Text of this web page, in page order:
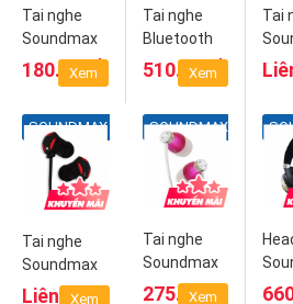
Tai nghe
Soundmax
AH-306S
180.000₫
Xem
Tai nghe
Bluetooth
Soundmax
510.000₫
Xem
Tai
AH-
SOUNDMAX
Tai nghe
Soundmax
AH-703
Liên hệXem
SOUNDMAX
Tai nghe
Soundmax
AH-704
275.000₫
Xem
AH-